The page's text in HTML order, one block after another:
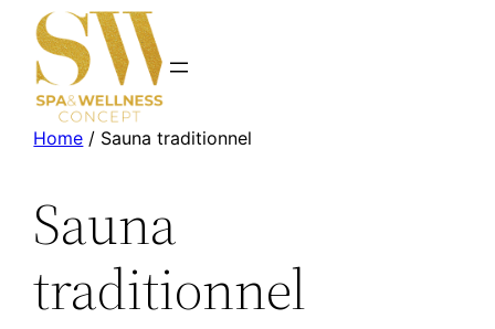
Home / Sauna traditionnel
Sauna
traditionnel